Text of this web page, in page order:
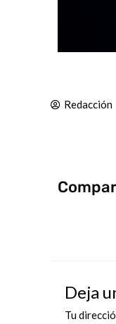
Redacción
Deja
Tu